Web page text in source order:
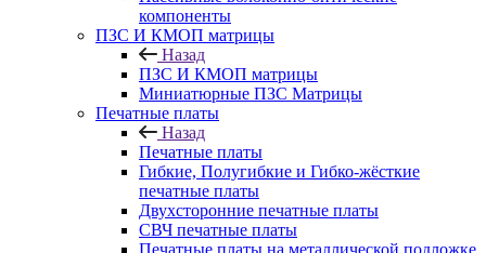
компоненты
ПЗС И КМОП матрицы
Назад
ПЗС И КМОП матрицы
Миниатюрные ПЗС Матрицы
Печатные платы
Назад
Печатные платы
Гибкие, Полугибкие и Гибко-жёсткие
печатные платы
Двухсторонние печатные платы
СВЧ печатные платы
Печатные платы на металлической подложке